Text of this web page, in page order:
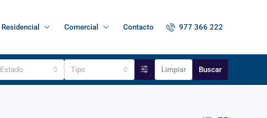
Residencial Comercial Contacto 977 366 222
Estado Tipo Limpiar Buscar